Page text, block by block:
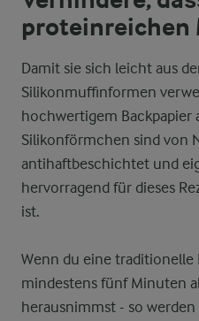
proteinreichen
Damit sie sich leicht aus
Silikonmuffinformen
hochwertigem Backpapier
Silikonförmchen sind von
antihaftbeschichtet und
hervorragend für dieses
ist.
Wenn du eine traditionelle
mindestens fünf Minuten
herausnimmst - so